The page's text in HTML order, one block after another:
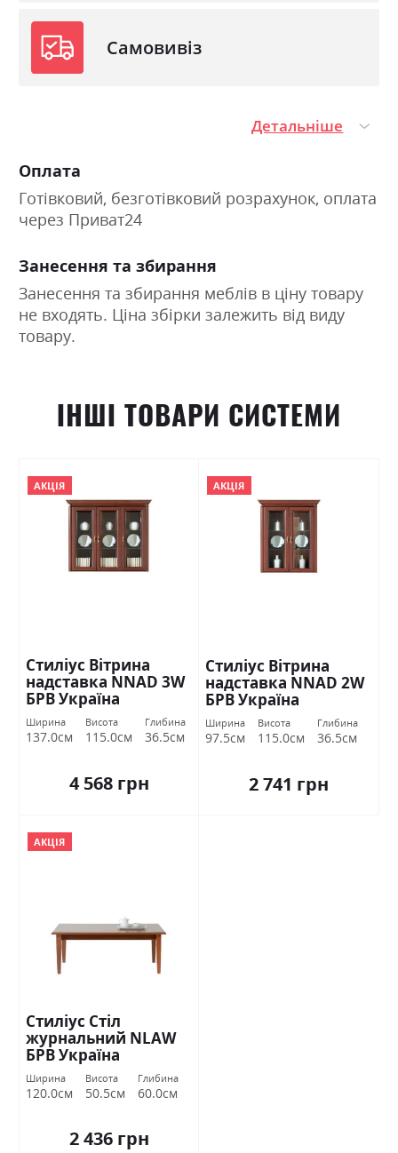
Самовивіз
Детальніше
Оплата
Готівковий, безготівковий розрахунок, оплата
через Приват24
Занесення та збирання
Занесення та збирання меблів в ціну товару
не входять. Ціна збірки залежить від виду
товару.
ІНШІ ТОВАРИ СИСТЕМИ
АКЦІЯ
Стиліус Вітрина
надставка NNAD 3W
БРВ Україна
Ширина
137.0см
Висота
115.0см
Глибина
36.5см
4 568 грн
АКЦІЯ
Стиліус Вітрина
надставка NNAD 2W
БРВ Україна
Ширина
97.5см
Висота
115.0см
Глибина
36.5см
2 741 грн
АКЦІЯ
Стиліус Стіл
журнальний NLAW
БРВ Україна
Ширина
120.0см
Висота
50.5см
Глибина
60.0см
2 436 грн